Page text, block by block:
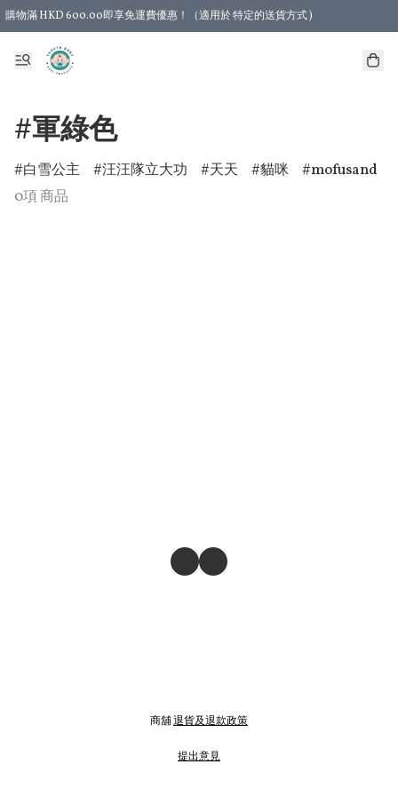
購物滿 HKD 600.00即享免運費優惠！（適用於 特定的送貨方式 )
#軍綠色
白雪公主 汪汪隊立大功 天天 貓咪
mofusand
0項 商品
商舖退貨及退款政策
提出意見